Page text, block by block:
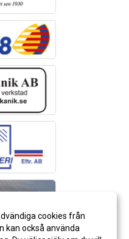
cookies från
kan också använda